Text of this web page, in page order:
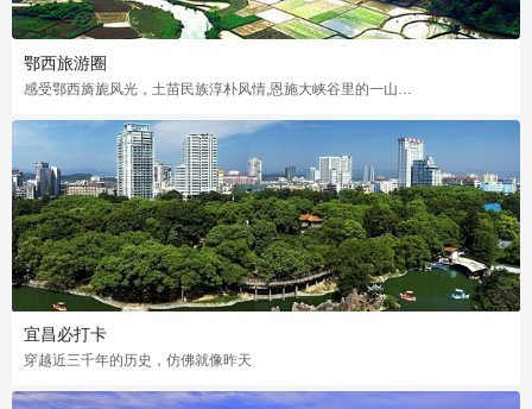
鄂西旅游圈
感受鄂西旖旎风光，土苗民族淳朴风情,恩施大峡谷里的一山有四季，十里不同天的奇观
宜昌必打卡
穿越近三千年的历史，仿佛就像昨天